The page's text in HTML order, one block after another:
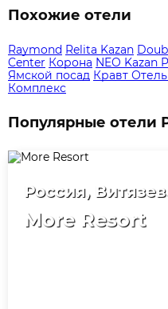
Похожие отели
Raymond Relita Kazan
Center Корона NEO Kazan
Ямской посад Кравт
Комплекс
Популярные отели
Россия,
More Resort